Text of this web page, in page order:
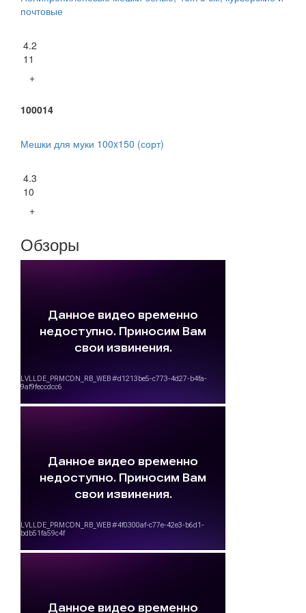
почтовые
4.2
11
+
100014
Мешки для муки 100x150 (сорт)
4.3
10
+
Обзоры